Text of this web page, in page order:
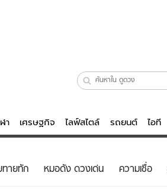
า เศรษฐกิจ ไลฟ์สไตล์ รถยนต์ ไอที
จหวย ไลฟ์สไตล์
ทายทัก หมอดัง ดวงเด่น ความเชื่อ